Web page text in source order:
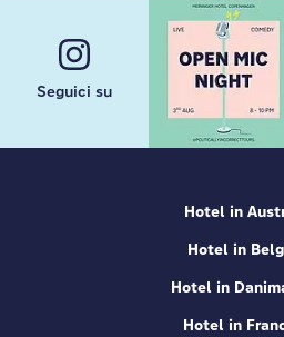
Seguici su
Hotel in
Hotel in
Hotel in
Hotel in